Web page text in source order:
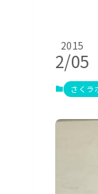
2015
2/05
さくラ